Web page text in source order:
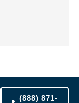
(888) 871-